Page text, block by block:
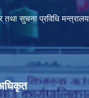
सुचना प्रविधि मन्त्रालय